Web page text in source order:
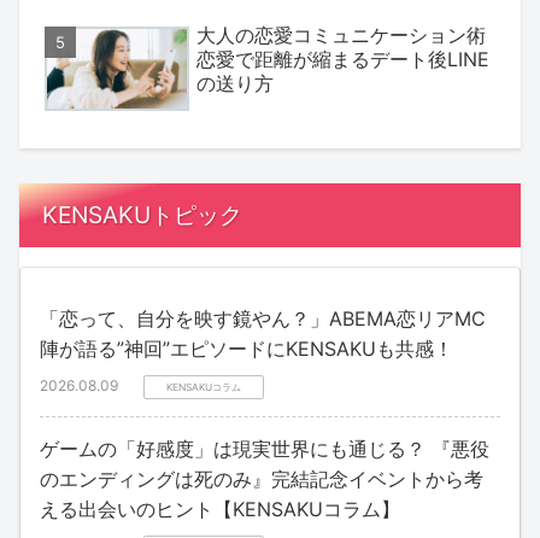
大人の恋愛コミュニケーション術
恋愛で距離が縮まるデート後LINE
の送り方
KENSAKUトピック
「恋って、自分を映す鏡やん？」ABEMA恋リアMC
陣が語る”神回”エピソードにKENSAKUも共感！
2026.08.09 KENSAKUコラム
ゲームの「好感度」は現実世界にも通じる？ 『悪役
のエンディングは死のみ』完結記念イベントから考
える出会いのヒント【KENSAKUコラム】